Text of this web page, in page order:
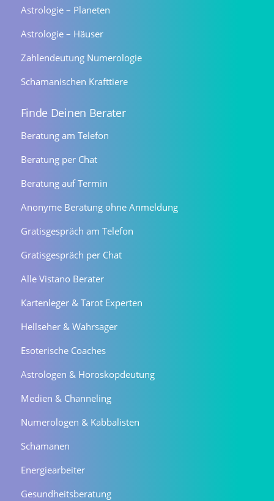
Astrologie – Planeten
Astrologie – Häuser
Zahlendeutung Numerologie
Schamanischen Krafttiere
Finde Deinen Berater
Beratung am Telefon
Beratung per Chat
Beratung auf Termin
Anonyme Beratung ohne Anmeldung
Gratisgespräch am Telefon
Gratisgespräch per Chat
Alle Vistano Berater
Kartenleger & Tarot Experten
Hellseher & Wahrsager
Esoterische Coaches
Astrologen & Horoskopdeutung
Medien & Channeling
Numerologen & Kabbalisten
Schamanen
Energiearbeiter
Gesundheitsberatung